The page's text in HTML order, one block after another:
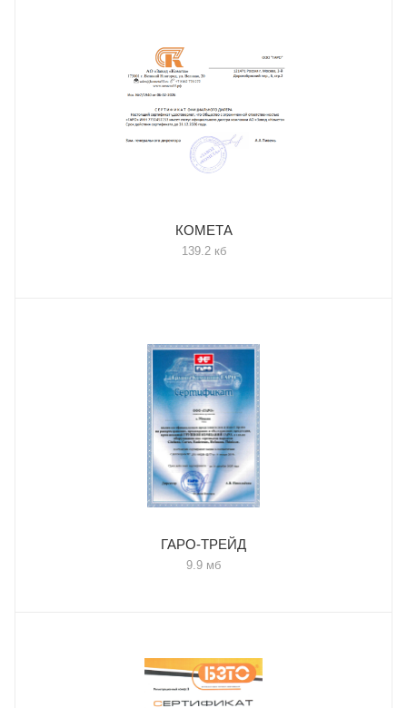
КОМЕТА
139.2 кб
ГАРО-ТРЕЙД
9.9 мб